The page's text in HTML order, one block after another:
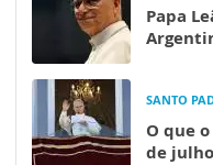
Papa
SANTO
O que
de